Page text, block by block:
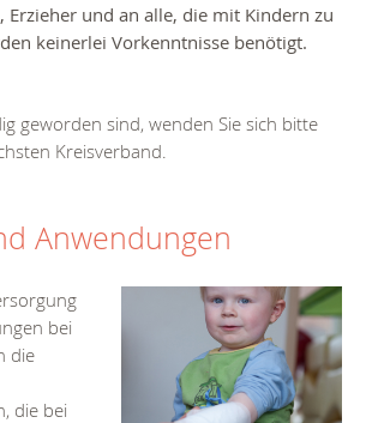
Erzieher und an alle, die mit Kindern zu
keinerlei Vorkenntnisse benötigt.
geworden sind, wenden Sie sich bitte
Kreisverband.
Anwendungen
bei
die
die bei